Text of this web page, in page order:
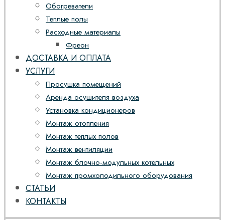
Обогреватели
Теплые полы
Расходные материалы
Фреон
ДОСТАВКА И ОПЛАТА
УСЛУГИ
Просушка помещений
Аренда осушителя воздуха
Установка кондиционеров
Монтаж отопления
Монтаж теплых полов
Монтаж вентиляции
Монтаж блочно-модульных котельных
Монтаж промхолодильного оборудования
СТАТЬИ
КОНТАКТЫ